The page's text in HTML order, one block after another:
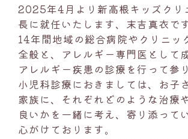
2025年4月より新高根キッズクリ
長に就任いたします、末吉真衣です
14年間地域の総合病院やクリニッ
全般と、アレルギー専門医として
アレルギー疾患の診療を行って参
小児科診療におきましては、お子
家族に、それぞれどのような治療
良いかを一緒に考え、寄り添って
心がけております。